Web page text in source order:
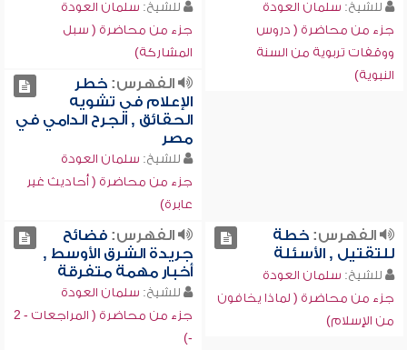
للشيخ: سلمان العودة
جزء من محاضرة ( دروس
ووقفات تربوية من السنة
النبوية)
للشيخ: سلمان العودة
جزء من محاضرة ( سبل
المشاركة)
الفهرس:خطر
الإعلام في تشويه
الحقائق , الجرح الدامي في
مصر
للشيخ: سلمان العودة
جزء من محاضرة ( أحاديث غير
عابرة)
الفهرس:خطة
للتقتيل , الأسئلة
للشيخ: سلمان العودة
جزء من محاضرة ( لماذا يخافون
من الإسلام)
الفهرس:فضائح
جريدة الشرق الأوسط ,
أخبار مهمة متفرقة
للشيخ: سلمان العودة
جزء من محاضرة ( المراجعات - 2
-)